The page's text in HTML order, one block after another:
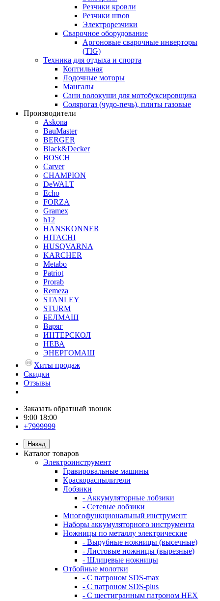
Резчики кровли
Резчики швов
Электрорезчики
Сварочное оборудование
Аргоновые сварочные инверторы
(TIG)
Техника для отдыха и спорта
Коптильная
Лодочные моторы
Мангалы
Сани волокуши для мотобуксировщика
Солярогаз (чудо-печь), плиты газовые
Производители
Askona
BauMaster
BERGER
Black&Decker
BOSCH
Carver
CHAMPION
DeWALT
Echo
FORZA
Gramex
h12
HANSKONNER
HITACHI
HUSQVARNA
KARCHER
Metabo
Patriot
Prorab
Remeza
STANLEY
STURM
БЕЛМАШ
Варяг
ИНТЕРСКОЛ
НЕВА
ЭНЕРГОМАШ
Хиты продаж
Скидки
Отзывы
Заказать обратный звонок
9:00 18:00
+7999999
Назад
Каталог товаров
Электроинструмент
Гравировальные машины
Краскораспылители
Лобзики
- Аккумуляторные лобзики
- Сетевые лобзики
Многофункциональный инструмент
Наборы аккумуляторного инструмента
Ножницы по металлу электрические
- Вырубные ножницы (высечные)
- Листовые ножницы (вырезные)
- Шлицевые ножницы
Отбойные молотки
- С патроном SDS-max
- С патроном SDS-plus
- С шестигранным патроном HEX